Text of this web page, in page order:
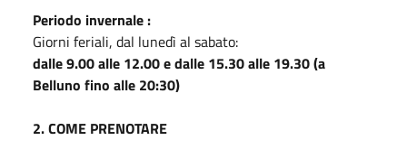
Periodo invernale :
Giorni feriali, dal lunedì al sabato:
dalle 9.00 alle 12.00 e dalle 15.30 alle 19.30 (a
Belluno fino alle 20:30)
2. COME PRENOTARE